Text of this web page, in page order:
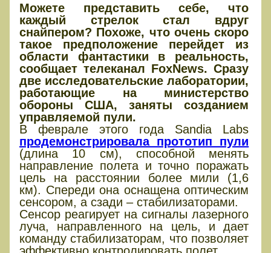
Можете представить себе, что
каждый стрелок стал вдруг
снайпером? Похоже, что очень скоро
такое предположение перейдет из
области фантастики в реальность,
сообщает телеканал FoxNews. Сразу
две исследовательские лаборатории,
работающие на министерство
обороны США, заняты созданием
управляемой пули.
В феврале этого года Sandia Labs
продемонстрировала прототип пули
(длина 10 см), способной менять
направление полета и точно поражать
цель на расстоянии более мили (1,6
км). Спереди она оснащена оптическим
сенсором, а сзади – стабилизаторами.
Сенсор реагирует на сигналы лазерного
луча, направленного на цель, и дает
команду стабилизаторам, что позволяет